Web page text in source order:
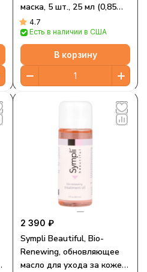
маска, 5 шт., 25 мл (0,85
жидк. унции) каждая
4.7
Есть в наличии в США
В корзину
2 390 ₽
Sympli Beautiful, Bio-
Renewing, обновляющее
масло для ухода за кожей,